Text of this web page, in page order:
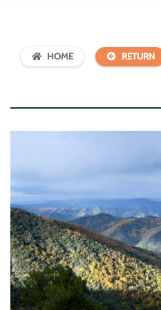
HOME RETURN